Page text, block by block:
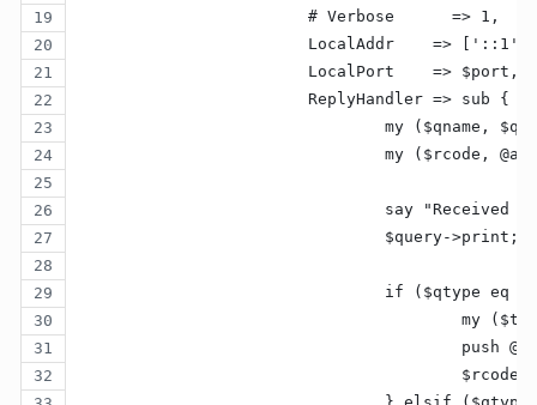
			# Verbose      => 1,
LocalAddr    => ['::1'
			LocalPort    => $port,
			ReplyHandler => sub {
my ($qname,
my ($rcode,
say
				$query->print;
if ($qtype eq
my